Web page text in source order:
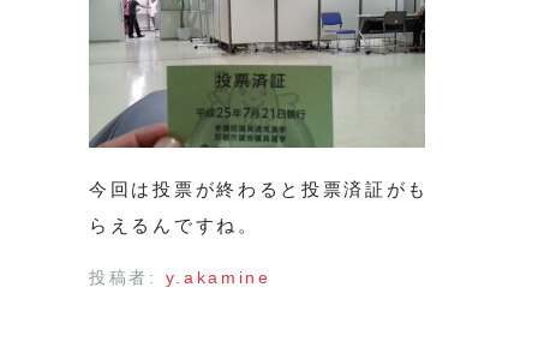
今回は投票が終わると投票済証がも
らえるんですね。
投稿者: y.akamine